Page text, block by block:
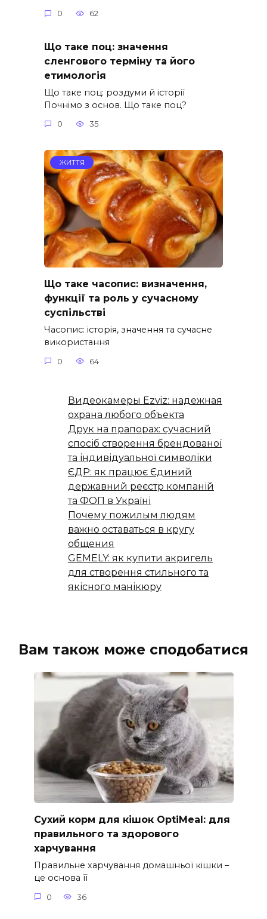
0 62
Що таке поц: значення
сленгового терміну та його
етимологія
Що таке поц: роздуми й історії
Почнімо з основ. Що таке поц?
0 35
ЖИТТЯ
Що таке часопис: визначення,
функції та роль у сучасному
суспільстві
Часопис: історія, значення та сучасне
використання
0 64
Видеокамеры Ezviz: надежная
охрана любого объекта
Друк на прапорах: сучасний
спосіб створення брендованої
та індивідуальної символіки
ЄДР: як працює Єдиний
державний реєстр компаній
та ФОП в Україні
Почему пожилым людям
важно оставаться в кругу
общения
GEMELY: як купити акригель
для створення стильного та
якісного манікюру
Вам також може сподобатися
Сухий корм для кішок OptiMeal: для
правильного та здорового
харчування
Правильне харчування домашньої кішки –
це основа її
0 36